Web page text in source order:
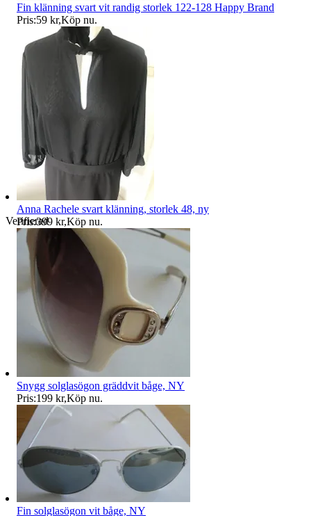
Verifierad
Fin klänning svart vit randig storlek 122-128 Happy Brand
Pris:59 kr,Köp nu.
Anna Rachele svart klänning, storlek 48, ny
Pris:399 kr,Köp nu.
Snygg solglasögon gräddvit båge, NY
Pris:199 kr,Köp nu.
Fin solglasögon vit båge, NY